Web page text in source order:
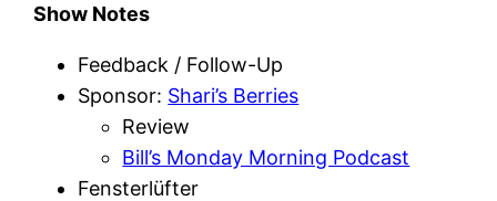
Show Notes
Feedback / Follow-Up
Sponsor: Shari’s Berries
Review
Bill’s Monday Morning Podcast
Fensterlüfter